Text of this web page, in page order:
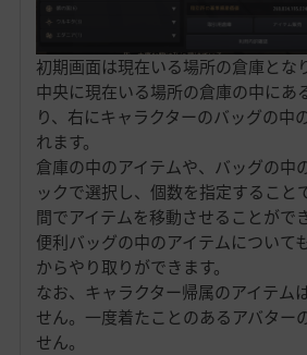
初期画面は現在いる場所の倉庫とな
中央に現在いる場所の倉庫の中にあ
り、右にキャラクターのバッグの中
れます。
倉庫の中のアイテムや、バッグの中
ックで選択し、個数を指定すること
間でアイテムを移動させることができ
便利バッグの中のアイテムについて
からやり取りができます。
なお、キャラクター帰属のアイテム
せん。一度着たことのあるアバター
せん。